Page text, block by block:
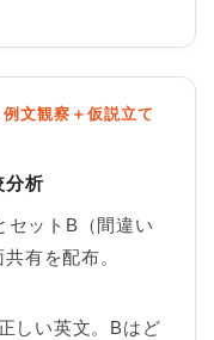
文観察＋仮説立て
分析
セットB（間違い
有を配布。
しい英文。Bはど